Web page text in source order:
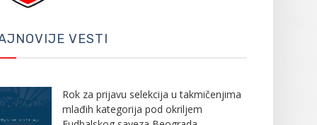
VESTI
Rok za prijavu selekcija u takmičenjima
mlađih kategorija pod okriljem